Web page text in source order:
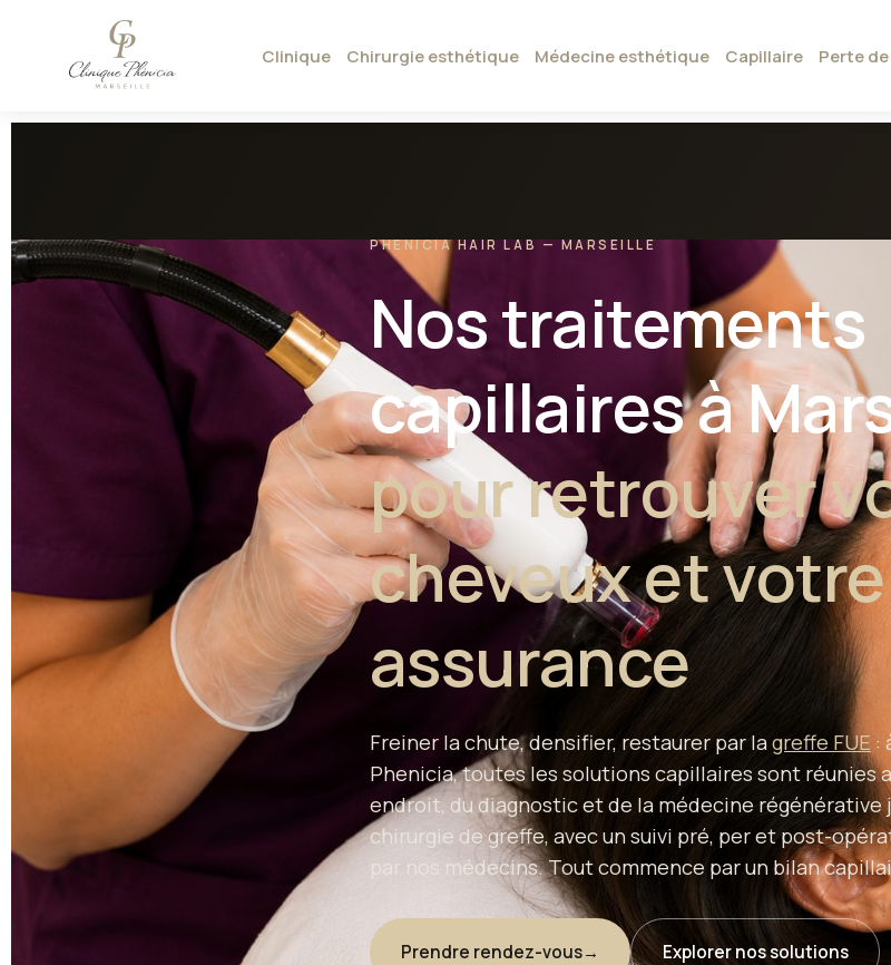
Clinique Chirurgie esthétique Médecine esthétique Capillaire Perte
PHENICIA HAIR LAB — MARSEILLE
Nos traitements
capillaires à
pour retrouver
cheveux et votre
assurance
Freiner la chute, densifier, restaurer par lagreffe FUE :
Phenicia, toutes les solutions capillaires sont réunies
endroit, du diagnostic et de la médecine régénérative
chirurgie de greffe, avec un suivi pré, per et post-
par nos médecins. Tout commence par un bilan
Prendre rendez-vous→ Explorer nos solutions